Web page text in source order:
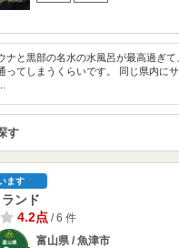
ナと黒部の名水の水風呂が最高過ぎ
ってしまうくらいです。 同じ県内に
す
ます
ンド
4.2点/ 6 件
富山県 / 魚津市